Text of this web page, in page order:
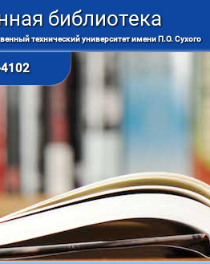
библиотека
технический университет имени П.О. Сухого